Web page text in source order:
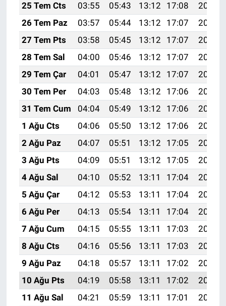
25 Tem Cts
03:55 05:43 13:12 17:08
20:31
26 Tem Paz
03:57 05:44 13:12 17:07
20:30
27 Tem Pts
03:58 05:45 13:12 17:07
20:29
28 Tem Sal
04:00 05:46 13:12 17:07
20:28
29 Tem Çar
04:01 05:47 13:12 17:07
20:27
30 Tem Per
04:03 05:48 13:12 17:06
20:26
31 Tem Cum
04:04 05:49 13:12 17:06
20:25
1 Ağu Cts
04:06 05:50 13:12 17:06
20:24
2 Ağu Paz
04:07 05:51 13:12 17:05
20:23
3 Ağu Pts
04:09 05:51 13:12 17:05
20:22
4 Ağu Sal
04:10 05:52 13:11 17:04
20:21
5 Ağu Çar
04:12 05:53 13:11 17:04
20:19
6 Ağu Per
04:13 05:54 13:11 17:04
20:18
7 Ağu Cum
04:15 05:55 13:11 17:03
20:17
8 Ağu Cts
04:16 05:56 13:11 17:03
20:16
9 Ağu Paz
04:18 05:57 13:11 17:02
20:15
10 Ağu Pts
04:19 05:58 13:11 17:02
20:13
11 Ağu Sal
04:21 05:59 13:11 17:01
20:12